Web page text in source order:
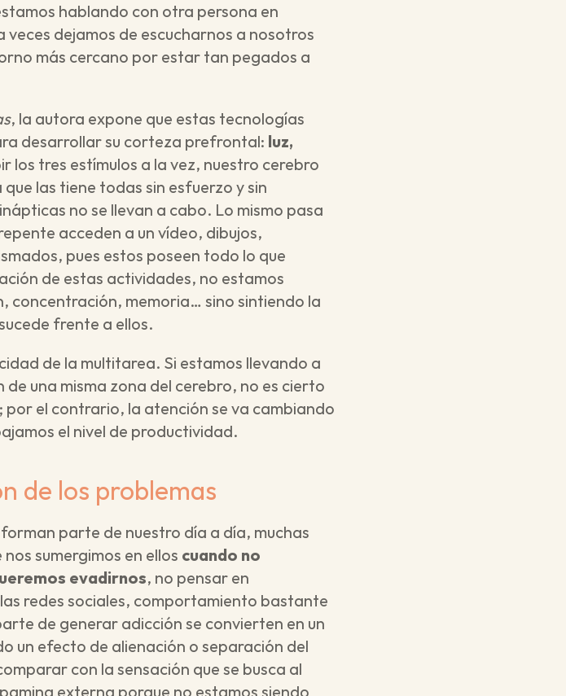
hablando con otra persona en
dejamos de escucharnos a nosotros
más cercano por estar tan pegados a
, la autora expone que estas tecnologías
desarrollar su corteza prefrontal: luz,
los tres estímulos a la vez, nuestro cerebro
las tiene todas sin esfuerzo y sin
no se llevan a cabo. Lo mismo pasa
acceden a un vídeo, dibujos,
pues estos poseen todo lo que
de estas actividades, no estamos
concentración, memoria… sino sintiendo la
frente a ellos.
de la multitarea. Si estamos llevando a
una misma zona del cerebro, no es cierto
por el contrario, la atención se va cambiando
el nivel de productividad.
de los problemas
parte de nuestro día a día, muchas
sumergimos en ellos cuando no
evadirnos, no pensar en
redes sociales, comportamiento bastante
de generar adicción se convierten en un
un efecto de alienación o separación del
con la sensación que se busca al
externa porque no estamos siendo